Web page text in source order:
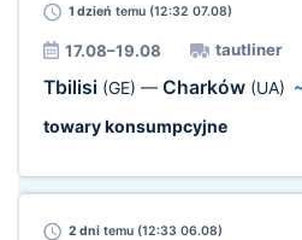
1 dzień temu (12:32 07.08)
17.08–19.08 tautliner
Tbilisi (GE) — Charków (UA)
towary konsumpcyjne
2 dnitemu (12:33 06.08)